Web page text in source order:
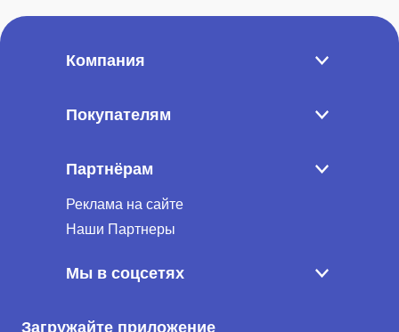
Компания
Покупателям
Партнёрам
Реклама на сайте
Наши Партнеры
Мы в соцсетях
Загружайте приложение